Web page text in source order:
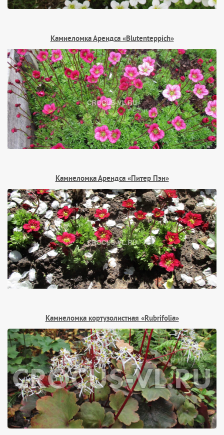
Камнеломка Арендса «Blutenteppich»
Камнеломка Арендса «Питер Пэн»
Камнеломка кортузолистная «Rubrifolia»